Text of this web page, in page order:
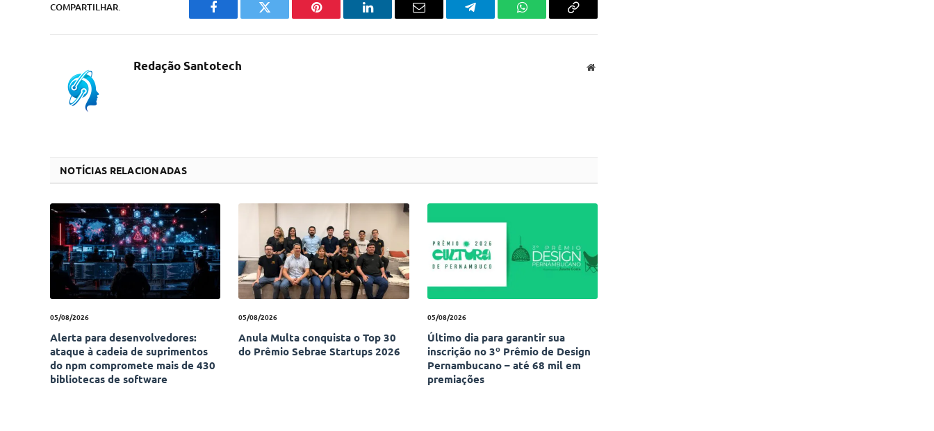
COMPARTILHAR.
Facebook Twitter Pinterest LinkedIn Email Telegram WhatsAppCopiar
Redação Santotech Website
NOTÍCIAS RELACIONADAS
05/08/2026
Alerta para desenvolvedores:
ataque à cadeia de suprimentos
do npm compromete mais de 430
bibliotecas de software
05/08/2026
Anula Multa conquista o Top 30
do Prêmio Sebrae Startups 2026
05/08/2026
Último dia para garantir sua
inscrição no 3º Prêmio de Design
Pernambucano – até 68 mil em
premiações